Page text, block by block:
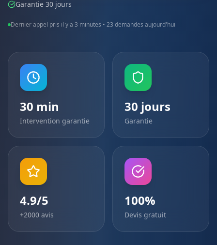
Garantie 30 jours
Dernier appel pris il y a 3 minutes • 23 demandes aujourd'hui
30 min
Intervention garantie
30 jours
Garantie
4.9/5
+2000 avis
100%
Devis gratuit